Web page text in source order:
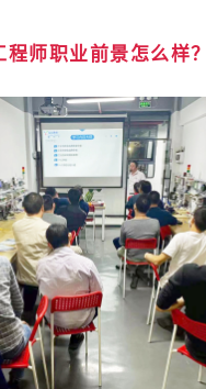
师职业前景怎么